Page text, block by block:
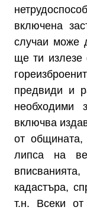
включена
случаи може
ще ти излезе
предвиди и
необходими
включва
от общината,
липса на
кадастъра,
т.н. Всеки